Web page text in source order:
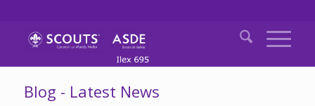
Blog - Latest News